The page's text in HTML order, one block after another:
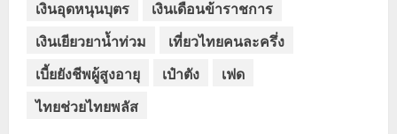
เงินอุดหนุนบุตร
เงินเดือนข้าราชการ
เงินเยียวยาน้ำท่วม
เที่ยวไทยคนละครึ่ง
เบี้ยยังชีพผู้สูงอายุ
เป๋าตัง
เฟด
ไทยช่วยไทยพลัส